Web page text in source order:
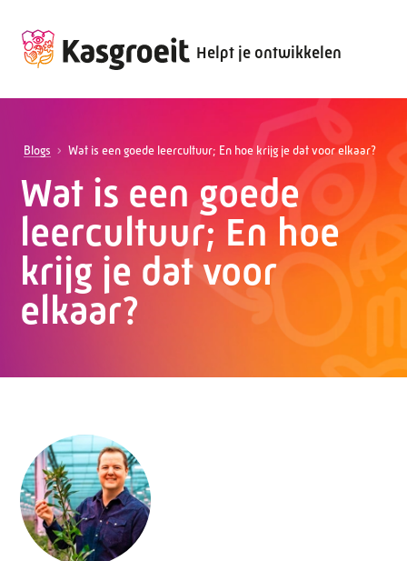
Helpt je ontwikkelen
Blogs Wat is een goede leercultuur; En hoe krijg je dat voor elkaar?
Wat is een goede
leercultuur; En hoe
krijg je dat voor
elkaar?